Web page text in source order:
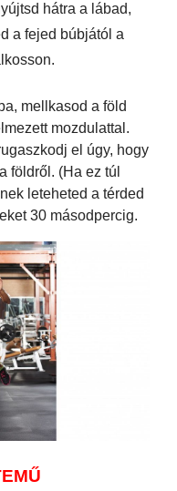
hátra a lábad,
a fejed búbjától a
mellkasod a föld
mozdulattal.
el úgy, hogy
földről. (Ha ez túl
leteheted a térded
30 másodpercig.